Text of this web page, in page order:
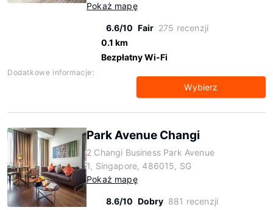
Pokaż mapę
6.6/10 Fair 275 recenzji
0.1 km
Bezpłatny Wi-Fi
Dodatkowe informacje:
Wybierz
Park Avenue Changi
2 Changi Business Park Avenue
1, Singapore, 486015, SG
Pokaż mapę
8.6/10 Dobry 881 recenzji